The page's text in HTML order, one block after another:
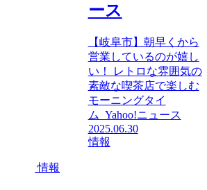
ース
【岐阜市】朝早くから
営業しているのが嬉し
い！ レトロな雰囲気の
素敵な喫茶店で楽しむ
モーニングタイ
ム Yahoo!ニュース
2025.06.30
情報
情報